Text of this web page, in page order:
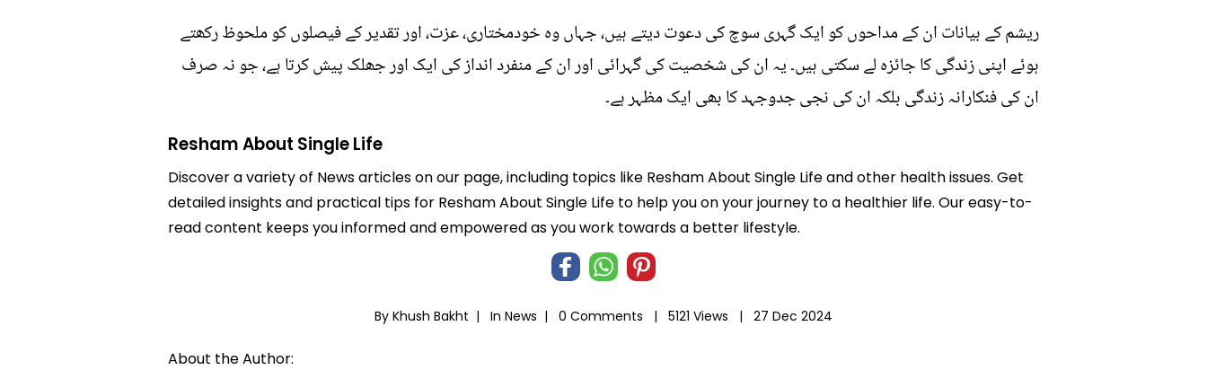
ریشم کے بیانات ان کے مداحوں کو ایک گہری سوچ کی دعوت دیتے ہیں، جہاں وہ خودمختاری، عزت، اور تقدیر کے فیصلوں کو ملحوظ رکھتے
ہوئے اپنی زندگی کا جائزہ لے سکتی ہیں۔ یہ ان کی شخصیت کی گہرائی اور ان کے منفرد انداز کی ایک اور جھلک پیش کرتا ہے، جو نہ صرف
ان کی فنکارانہ زندگی بلکہ ان کی نجی جدوجہد کا بھی ایک مظہر ہے۔
Resham About Single Life
Discover a variety of News articles on our page, including topics like Resham About Single Life and other health issues. Get
detailed insights and practical tips for Resham About Single Life to help you on your journey to a healthier life. Our easy-to-
read content keeps you informed and empowered as you work towards a better lifestyle.
By Khush Bakht | In News | 0 Comments | 5121 Views | 27 Dec 2024
About the Author: